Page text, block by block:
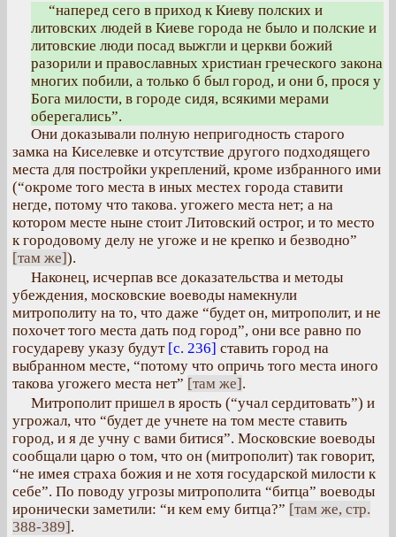
“наперед сего в приход к Киеву полских и
литовских людей в Киеве города не было и полские и
литовские люди посад выжгли и церкви божий
разорили и православных христиан греческого закона
многих побили, а только б был город, и они б, прося у
Бога милости, в городе сидя, всякими мерами
оберегались”.
Они доказывали полную непригодность старого
замка на Киселевке и отсутствие другого подходящего
места для постройки укреплений, кроме избранного ими
(“окроме того места в иных местех города ставити
негде, потому что такова. угожего места нет; а на
котором месте ныне стоит Литовский острог, и то место
к городовому делу не угоже и не крепко и безводно”
[там же]).
Наконец, исчерпав все доказательства и методы
убеждения, московские воеводы намекнули
митрополиту на то, что даже “будет он, митрополит, и не
похочет того места дать под город”, они все равно по
государеву указу будут [с. 236] ставить город на
выбранном месте, “потому что опричь того места иного
такова угожего места нет” [там же].
Митрополит пришел в ярость (“учал сердитовать”) и
угрожал, что “будет де учнете на том месте ставить
город, и я де учну с вами битися”. Московские воеводы
сообщали царю о том, что он (митрополит) так говорит,
“не имея страха божия и не хотя государской милости к
себе”. По поводу угрозы митрополита “битца” воеводы
иронически заметили: “и кем ему битца?” [там же, стр.
388-389].